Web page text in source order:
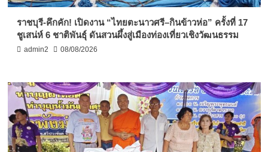
ราชบุรี-คึกคัก! เปิดงาน “ไทยตะนาวศรี–กินข้าวห่อ” ครั้งที่ 17
ชูเสน่ห์ 6 ชาติพันธุ์ ดันสวนผึ้งสู่เมืองท่องเที่ยวเชิงวัฒนธรรม
admin2 08/08/2026